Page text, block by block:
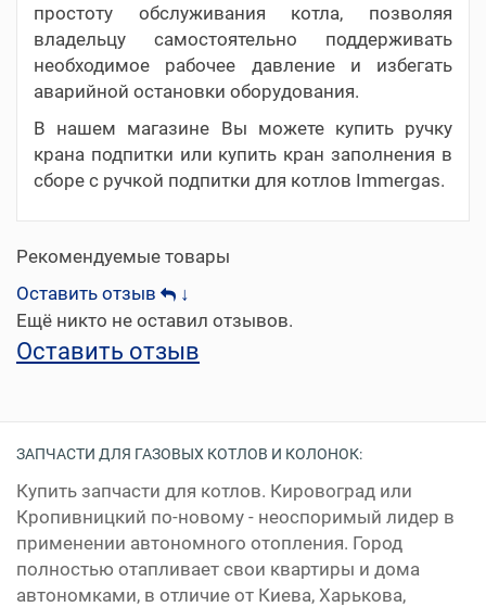
простоту обслуживания котла, позволяя
владельцу самостоятельно поддерживать
необходимое рабочее давление и избегать
аварийной остановки оборудования.
В нашем магазине Вы можете купить ручку
крана подпитки или купить кран заполнения в
сборе с ручкой подпитки для котлов Immergas.
Рекомендуемые товары
Оставить отзыв
↓
Ещё никто не оставил отзывов.
Оставить отзыв
ЗАПЧАСТИ ДЛЯ ГАЗОВЫХ КОТЛОВ И КОЛОНОК:
Купить запчасти для котлов. Кировоград или
Кропивницкий по-новому - неоспоримый лидер в
применении автономного отопления. Город
полностью отапливает свои квартиры и дома
автономками, в отличие от Киева, Харькова,